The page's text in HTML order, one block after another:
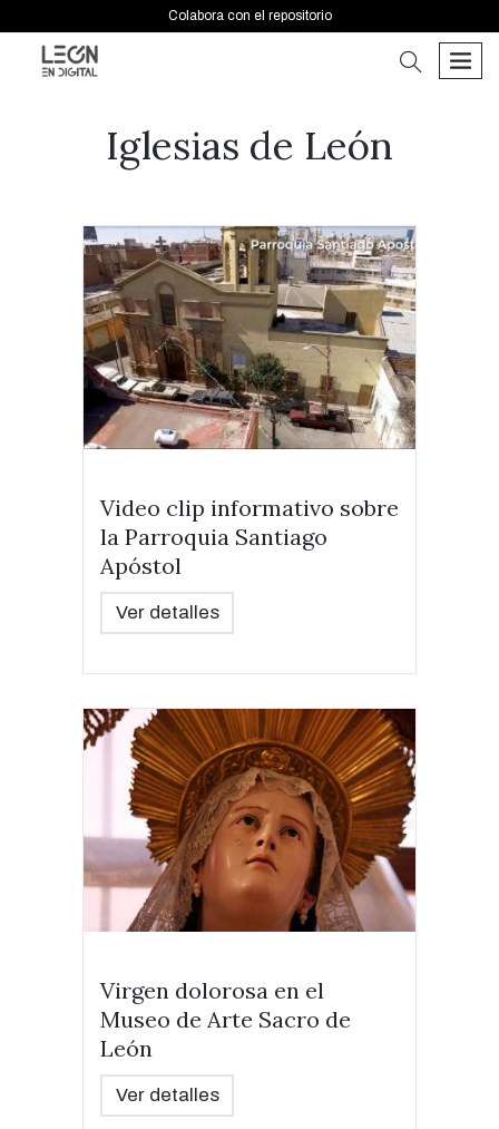
Colabora con el repositorio
buscar
Iglesias de León
Video clip informativo sobre
la Parroquia Santiago
Apóstol
Ver detalles
Virgen dolorosa en el
Museo de Arte Sacro de
León
Ver detalles